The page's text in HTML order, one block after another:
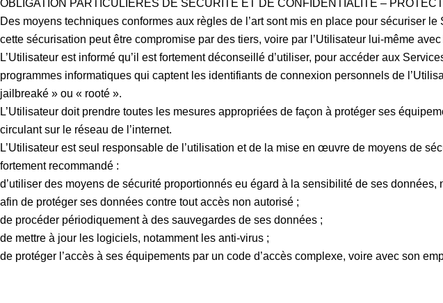
OBLIGATION PARTICULIÈRES DE SÉCURITÉ ET DE CONFIDENTIALITÉ –
Des moyens techniques conformes aux règles de l’art sont mis en place pour sécuriser
cette sécurisation peut être compromise par des tiers, voire par l’Utilisateur lui-même
L’Utilisateur est informé qu’il est fortement déconseillé d’utiliser, pour accéder aux
programmes informatiques qui captent les identifiants de connexion personnels de
jailbreaké » ou « rooté ».
L’Utilisateur doit prendre toutes les mesures appropriées de façon à protéger ses
circulant sur le réseau de l’internet.
L’Utilisateur est seul responsable de l’utilisation et de la mise en œuvre de moyens de
fortement recommandé :
d’utiliser des moyens de sécurité proportionnés eu égard à la sensibilité de ses
afin de protéger ses données contre tout accès non autorisé ;
de procéder périodiquement à des sauvegardes de ses données ;
de mettre à jour les logiciels, notamment les anti-virus ;
de protéger l’accès à ses équipements par un code d’accès complexe, voire avec son